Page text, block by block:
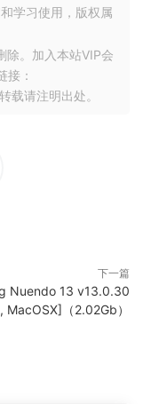
学习使用，版权属
除。加入本站VIP会
接：
转载请注明出处。
下一篇
Nuendo 13 v13.0.30
MacOSX]（2.02Gb）